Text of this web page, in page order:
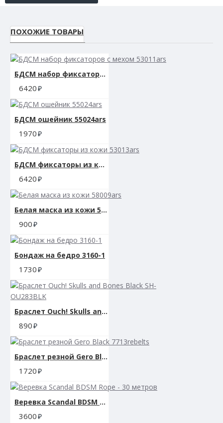
ПОХОЖИЕ ТОВАРЫ
БДСМ набор фиксаторов с мехом 53011ars
6420
БДСМ ошейник 55024ars
1970
БДСМ фиксаторы из кожи 53013ars
6420
Белая маска из кожи 58009ars
900
Бондаж на бедро 3160-1
1730
Браслет Ouch! Skulls and Bones Black SH-OU283BLK
890
Браслет резной Gero Black 7713rebelts
1720
Веревка Scandal BDSM Rope - 30 метров
3600